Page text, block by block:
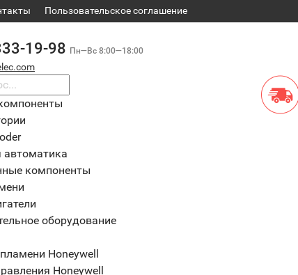
​Пользовательское соглашение
19-98 Пн—Вс 8:00—18:00
автоматика
компоненты
оборудование
Honeywell
Honeywell